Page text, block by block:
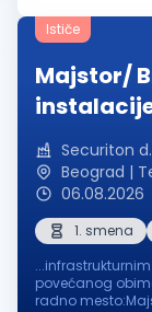
zavarivanje,
Ističe
Majstor/
Securiton
Beograd |
06.08.2026
1. smena
povećanog
radno